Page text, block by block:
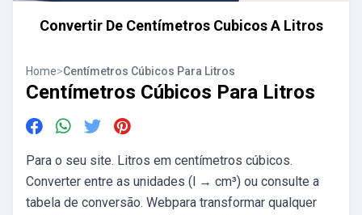
Convertir De Centímetros Cubicos A Litros
Home>Centímetros Cúbicos Para Litros
Centímetros Cúbicos Para Litros
Para o seu site. Litros em centímetros cúbicos.
Converter entre as unidades (l → cm³) ou consulte a
tabela de conversão. Webpara transformar qualquer